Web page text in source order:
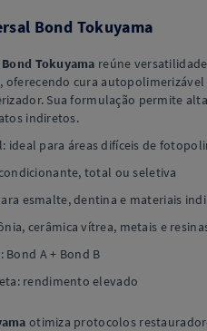
Bond Tokuyama
Tokuyama reúne
oferecendo cura autopolimerizável
Sua formulação permite
indiretos.
ideal para áreas difíceis de
total ou seletiva
esmalte, dentina e materiais
cerâmica vítrea, metais e
A + Bond B
rendimento elevado
otimiza protocolos